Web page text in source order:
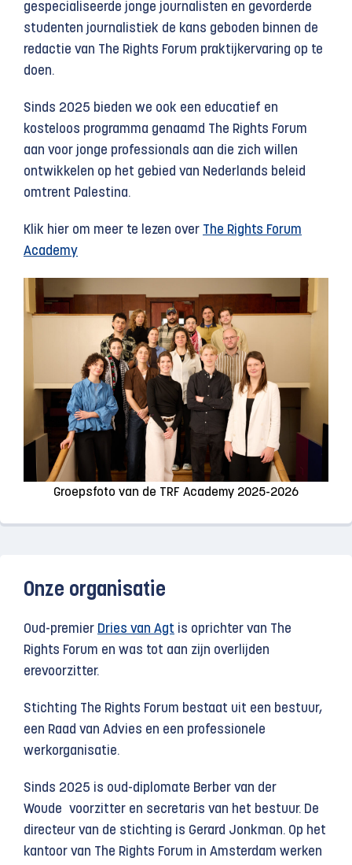
gespecialiseerde jonge journalisten en gevorderde
studenten journalistiek de kans geboden binnen de
redactie van The Rights Forum praktijkervaring op te
doen.
Sinds 2025 bieden we ook een educatief en
kosteloos programma genaamd The Rights Forum
aan voor jonge professionals aan die zich willen
ontwikkelen op het gebied van Nederlands beleid
omtrent Palestina.
Klik hier om meer te lezen over The Rights Forum
Academy
Groepsfoto van de TRF Academy 2025-2026
Onze organisatie
Oud-premier Dries van Agt is oprichter van The
Rights Forum en was tot aan zijn overlijden
erevoorzitter.
Stichting The Rights Forum bestaat uit een bestuur,
een Raad van Advies en een professionele
werkorganisatie.
Sinds 2025 is oud-diplomate Berber van der
Woude voorzitter en secretaris van het bestuur. De
directeur van de stichting is Gerard Jonkman. Op het
kantoor van The Rights Forum in Amsterdam werken